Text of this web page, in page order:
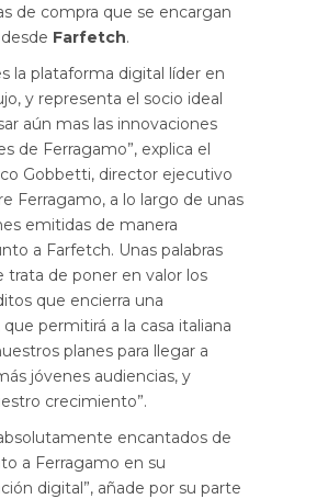
de compra que se encargan
Farfetch.
la plataforma digital líder en
y representa el socio ideal
aún mas las innovaciones
de Ferragamo”, explica el
Gobbetti, director ejecutivo
Ferragamo, a lo largo de unas
emitidas de manera
a Farfetch. Unas palabras
trata de poner en valor los
que encierra una
que permitirá a la casa italiana
planes para llegar a
jóvenes audiencias, y
crecimiento”.
encantados de
a Ferragamo en su
digital”, añade por su parte